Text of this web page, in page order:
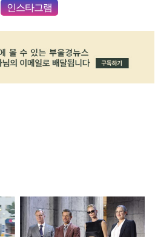
인스타그램